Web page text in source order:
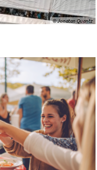
© Jonatan Quantz